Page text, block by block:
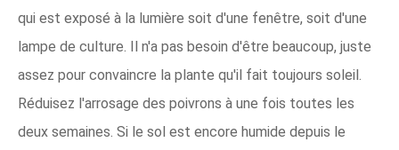
qui est exposé à la lumière soit d'une fenêtre, soit d'une
lampe de culture. Il n'a pas besoin d'être beaucoup, juste
assez pour convaincre la plante qu'il fait toujours soleil.
Réduisez l'arrosage des poivrons à une fois toutes les
deux semaines. Si le sol est encore humide depuis le